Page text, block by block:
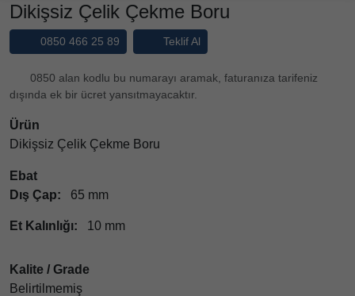
Dikişsiz Çelik Çekme Boru
0850 466 25 89 Teklif Al
0850 alan kodlu bu numarayı aramak, faturanıza tarifeniz
dışında ek bir ücret yansıtmayacaktır.
Ürün
Dikişsiz Çelik Çekme Boru
Ebat
Dış Çap:
65 mm
Et Kalınlığı: 10 mm
Kalite / Grade
Belirtilmemiş